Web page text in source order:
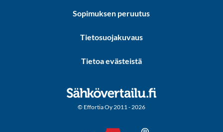
Sopimuksen peruutus
Tietosuojakuvaus
Tietoa evästeistä
© Effortia Oy 2011 - 2026